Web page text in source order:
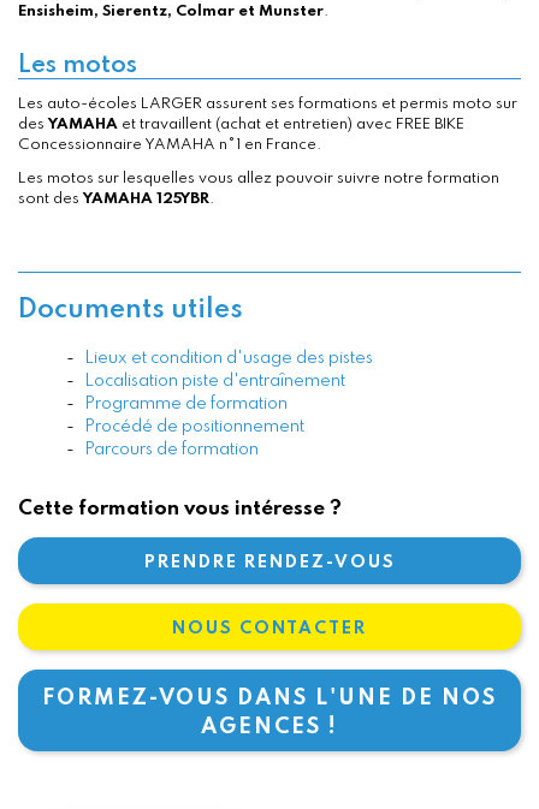
Ensisheim, Sierentz, Colmar et Munster.
Les motos
Les auto-écoles LARGER assurent ses formations et permis moto sur
desYAMAHA et travaillent (achat et entretien) avec FREE BIKE
Concessionnaire YAMAHA n°1 en France.
Les motos sur lesquelles vous allez pouvoir suivre notre formation
sont des YAMAHA 125YBR.
Documents utiles
Lieux et condition d'usage des pistes
Localisation piste d'entraînement
Programme de formation
Procédé de positionnement
Parcours de formation
Cette formation vous intéresse ?
PRENDRE RENDEZ-VOUS
NOUS CONTACTER
FORMEZ-VOUS DANS L'UNE DE NOS
AGENCES !